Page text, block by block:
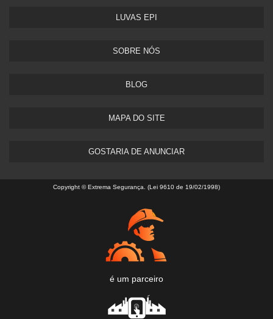
LUVAS EPI
SOBRE NÓS
BLOG
MAPA DO SITE
GOSTARIA DE ANUNCIAR
Copyright © Extrema Segurança. (Lei 9610 de 19/02/1998)
é um parceiro